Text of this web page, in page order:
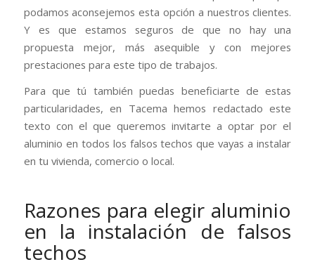
podamos aconsejemos esta opción a nuestros clientes.
Y es que estamos seguros de que no hay una
propuesta mejor, más asequible y con mejores
prestaciones para este tipo de trabajos.
Para que tú también puedas beneficiarte de estas
particularidades, en Tacema hemos redactado este
texto con el que queremos invitarte a optar por el
aluminio en todos los falsos techos que vayas a instalar
en tu vivienda, comercio o local.
Razones para elegir aluminio
en la instalación de falsos
techos